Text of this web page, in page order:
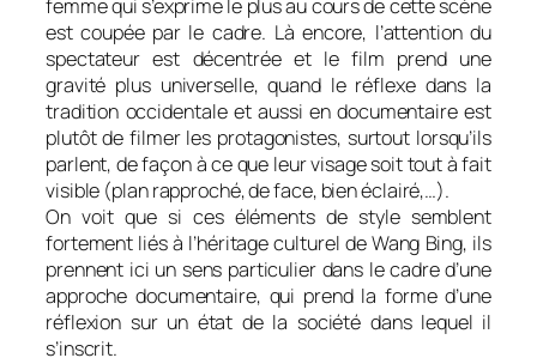
femme qui s’exprime le plus au cours de cette scène
est coupée par le cadre. Là encore, l’attention du
spectateur est décentrée et le film prend une
gravité plus universelle, quand le réflexe dans la
tradition occidentale et aussi en documentaire est
plutôt de filmer les protagonistes, surtout lorsqu’ils
parlent, de façon à ce que leur visage soit tout à fait
visible (plan rapproché, de face, bien éclairé,…).
On voit que si ces éléments de style semblent
fortement liés à l’héritage culturel de Wang Bing, ils
prennent ici un sens particulier dans le cadre d’une
approche documentaire, qui prend la forme d’une
réflexion sur un état de la société dans lequel il
s’inscrit.